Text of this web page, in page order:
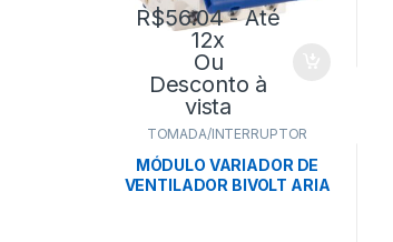
R$56.04- Até
12x
Ou
Desconto à
vista
TOMADA/INTERRUPTOR
MÓDULO VARIADOR DE
VENTILADOR BIVOLT ARIA